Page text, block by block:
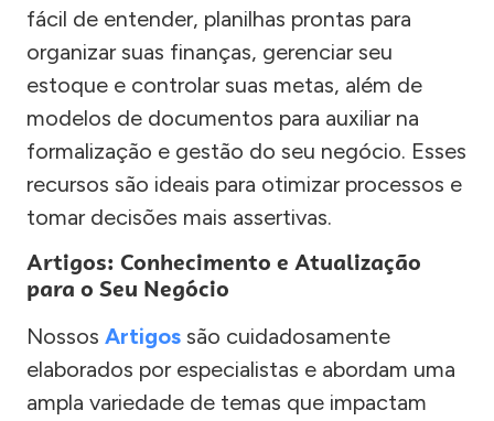
fácil de entender, planilhas prontas para
organizar suas finanças, gerenciar seu
estoque e controlar suas metas, além de
modelos de documentos para auxiliar na
formalização e gestão do seu negócio. Esses
recursos são ideais para otimizar processos e
tomar decisões mais assertivas.
Artigos: Conhecimento e Atualização
para o Seu Negócio
Nossos Artigos são cuidadosamente
elaborados por especialistas e abordam uma
ampla variedade de temas que impactam